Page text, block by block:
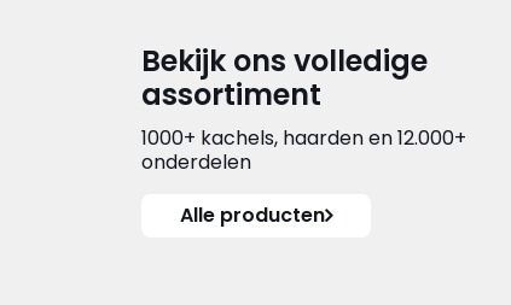
Bekijk ons volledige
assortiment
1000+ kachels, haarden en 12.000+
onderdelen
Alle producten